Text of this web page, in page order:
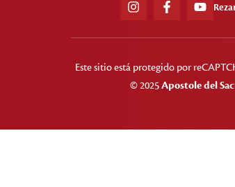
Este sitio está protegido por
© 2025Apostole del